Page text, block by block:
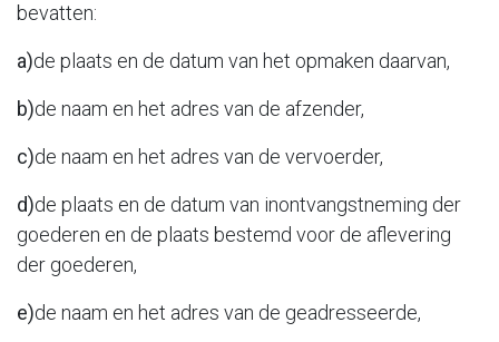
bevatten:
a)de plaats en de datum van het opmaken daarvan,
b)de naam en het adres van de afzender,
c)de naam en het adres van de vervoerder,
d)de plaats en de datum van inontvangstneming der
goederen en de plaats bestemd voor de aflevering
der goederen,
e)de naam en het adres van de geadresseerde,